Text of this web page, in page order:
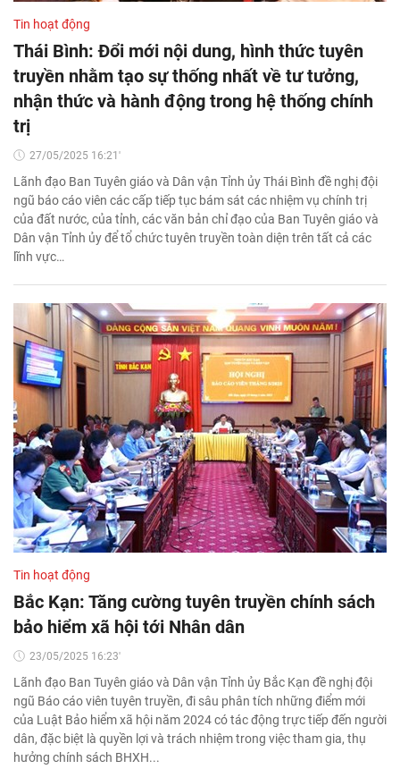
Tin hoạt động
Thái Bình: Đổi mới nội dung, hình thức tuyên
truyền nhằm tạo sự thống nhất về tư tưởng,
nhận thức và hành động trong hệ thống chính
trị
27/05/2025 16:21'
Lãnh đạo Ban Tuyên giáo và Dân vận Tỉnh ủy Thái Bình đề nghị đội
ngũ báo cáo viên các cấp tiếp tục bám sát các nhiệm vụ chính trị
của đất nước, của tỉnh, các văn bản chỉ đạo của Ban Tuyên giáo và
Dân vận Tỉnh ủy để tổ chức tuyên truyền toàn diện trên tất cả các
lĩnh vực…
Tin hoạt động
Bắc Kạn: Tăng cường tuyên truyền chính sách
bảo hiểm xã hội tới Nhân dân
23/05/2025 16:23'
Lãnh đạo Ban Tuyên giáo và Dân vận Tỉnh ủy Bắc Kạn đề nghị đội
ngũ Báo cáo viên tuyên truyền, đi sâu phân tích những điểm mới
của Luật Bảo hiểm xã hội năm 2024 có tác động trực tiếp đến người
dân, đặc biệt là quyền lợi và trách nhiệm trong việc tham gia, thụ
hưởng chính sách BHXH...